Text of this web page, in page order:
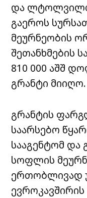
და
გაეროს
მეურნეობის
შეთანხმების
810 000 აშშ
გრანტი მიიღო.
გრანტის
საარსებო
სააგენტომ და
სოფლის
ერთობლივად